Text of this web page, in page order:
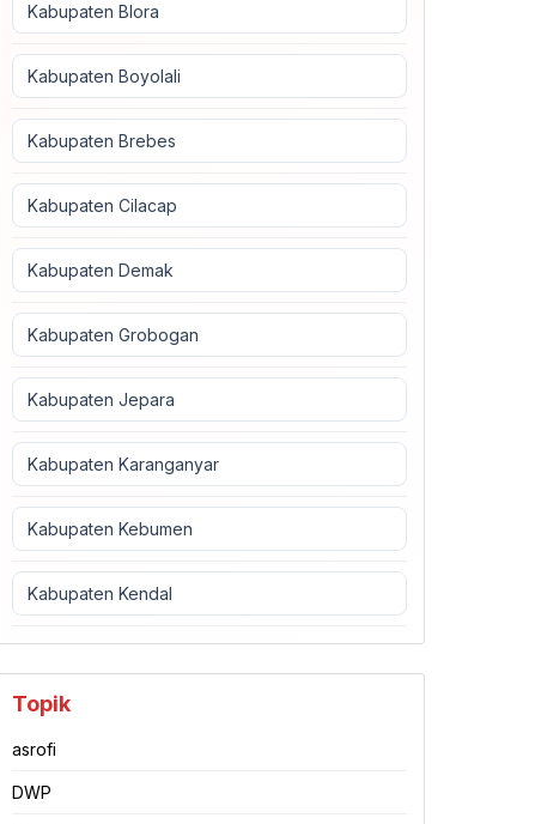
Kabupaten Blora
Kabupaten Boyolali
Kabupaten Brebes
Kabupaten Cilacap
Kabupaten Demak
Kabupaten Grobogan
Kabupaten Jepara
Kabupaten Karanganyar
Kabupaten Kebumen
Kabupaten Kendal
Topik
asrofi
DWP